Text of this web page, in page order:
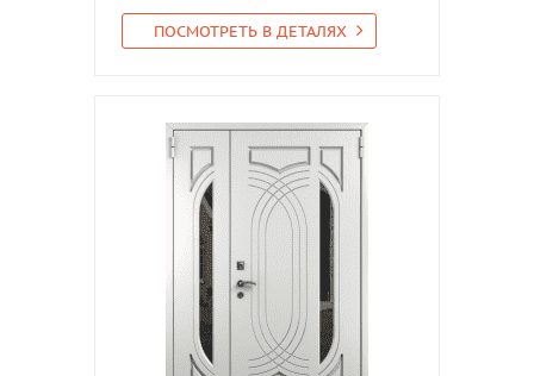
ПОСМОТРЕТЬ В ДЕТАЛЯХ